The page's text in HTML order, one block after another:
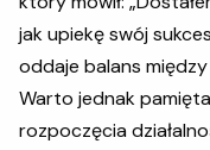
jak upiekę swój
oddaje balans
Warto jednak
rozpoczęcia